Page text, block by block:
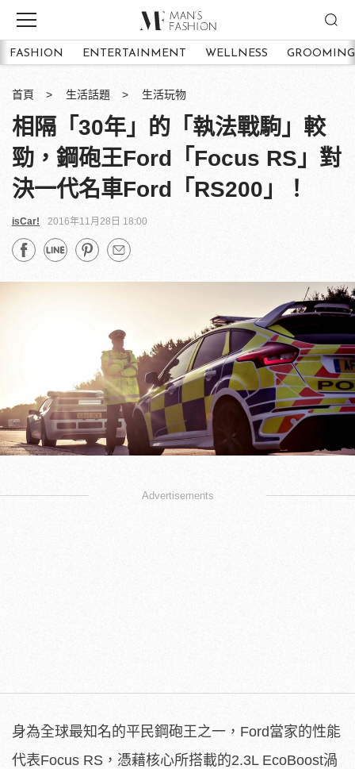
FASHION ENTERTAINMENT WELLNESS GROOMING
首頁 生活話題 生活玩物
相隔「30年」的「執法戰駒」較
勁，鋼砲王Ford「Focus RS」對
決一代名車Ford「RS200」！
isCar! 2016年11月28日 18:00
Advertisements
身為全球最知名的平民鋼砲王之一，Ford當家的性能
代表Focus RS，憑藉核心所搭載的2.3L EcoBoost渦